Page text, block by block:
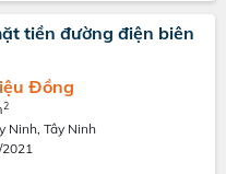
tiền đường điện biên
Đồng
2
Ninh, Tây Ninh
2021